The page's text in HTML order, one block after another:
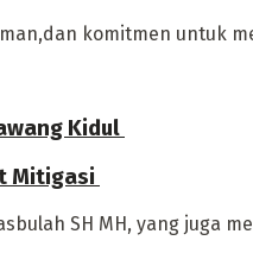
komitmen untuk
Kidul
Mitigasi
SH MH, yang juga